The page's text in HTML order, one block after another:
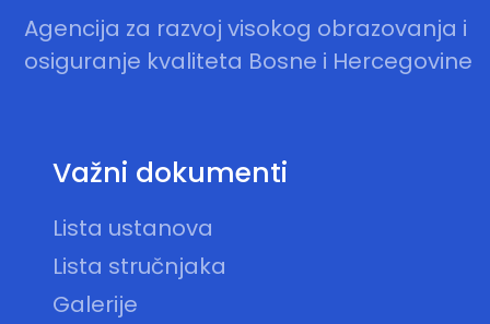
Agencija za razvoj visokog obrazovanja i
osiguranje kvaliteta Bosne i Hercegovine
Važni dokumenti
Lista ustanova
Lista stručnjaka
Galerije